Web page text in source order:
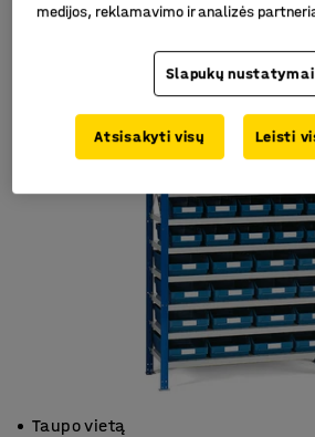
Taupo vietą
medijos, reklamavimo ir analizės
Slapukų nustatymai
Atsisakyti visų Leisti